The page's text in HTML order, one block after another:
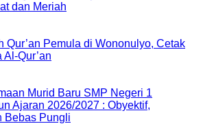
dan Meriah
Qur’an Pemula di Wononulyo, Cetak
Qur’an
Murid Baru SMP Negeri 1
Ajaran 2026/2027 : Obyektif,
Bebas Pungli